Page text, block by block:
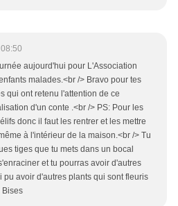
aujourd'hui pour L'Association
malades.<br /> Bravo pour tes
qui ont retenu l'attention de ce
d'un conte .<br /> PS: Pour les
donc il faut les rentrer et les mettre
à l'intérieur de la maison.<br /> Tu
tiges que tu mets dans un bocal
et tu pourras avoir d'autres
pu avoir d'autres plants qui sont fleuris
Bises